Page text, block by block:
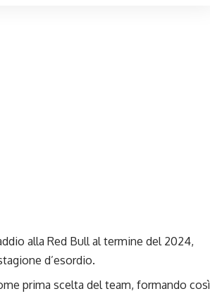
alla Red Bull al termine del 2024,
d’esordio.
prima scelta del team, formando così